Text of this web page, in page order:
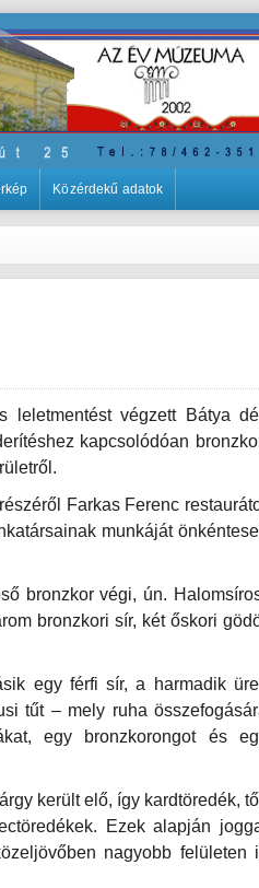
Közérdekű adatok
leletmentést végzett Bátya
kapcsolódóan
Farkas Ferenc
munkáját
bronzkor végi, ún.
bronzkori sír, két őskori
egy férfi sír, a harmadik
tűt – mely ruha
egy bronzkorongot és
került elő, így kardtöredék,
Ezek alapján
nagyobb felületen